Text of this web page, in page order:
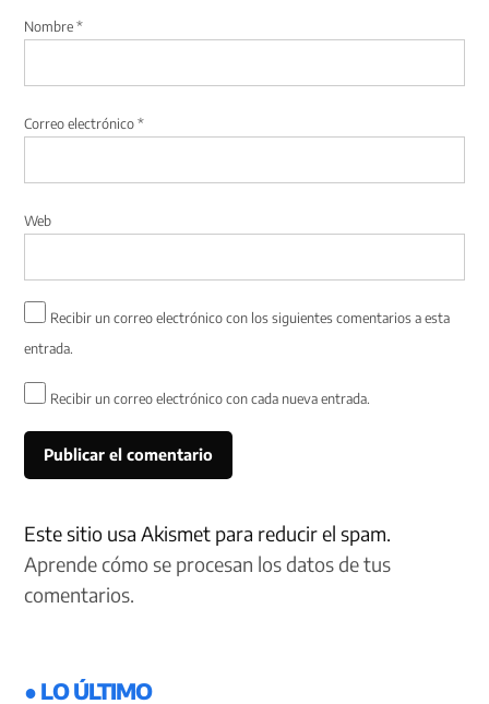
Nombre*
Correo electrónico*
Web
Recibir un correo electrónico con los siguientes comentarios a esta
entrada.
Recibir un correo electrónico con cada nueva entrada.
Este sitio usa Akismet para reducir el spam.
Aprende cómo se procesan los datos de tus
comentarios.
● LO ÚLTIMO